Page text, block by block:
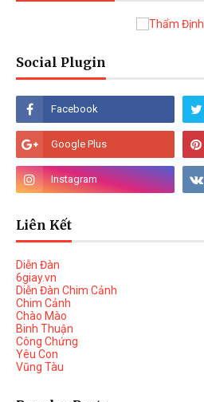
Social Plugin
Liên Kết
Diễn Đàn
6giay.vn
Diễn Đàn Chim Cảnh
Chim Cảnh
Chào Mào
Binh Thuận
Công Chứng
Yêu Con
Vũng Tàu